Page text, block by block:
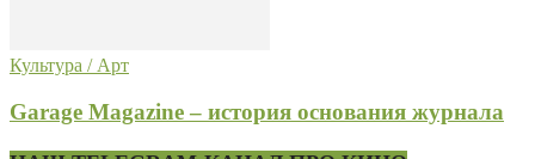
Культура / Арт
Garage Magazine – история основания журнала